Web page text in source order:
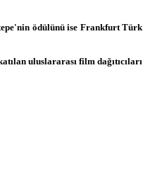
ödülünü ise Frankfurt Türk
uluslararası film dağıtıcıları